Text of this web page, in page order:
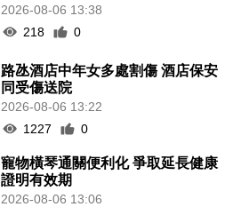
2026-08-06 13:38
218
0
路氹酒店中年女多處割傷 酒店保安
同受傷送院
2026-08-06 13:22
1227
0
寵物橫琴通關便利化 爭取延長健康
證明有效期
2026-08-06 13:06